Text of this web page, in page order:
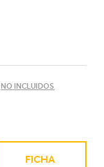
NO INCLUIDOS
FICHA